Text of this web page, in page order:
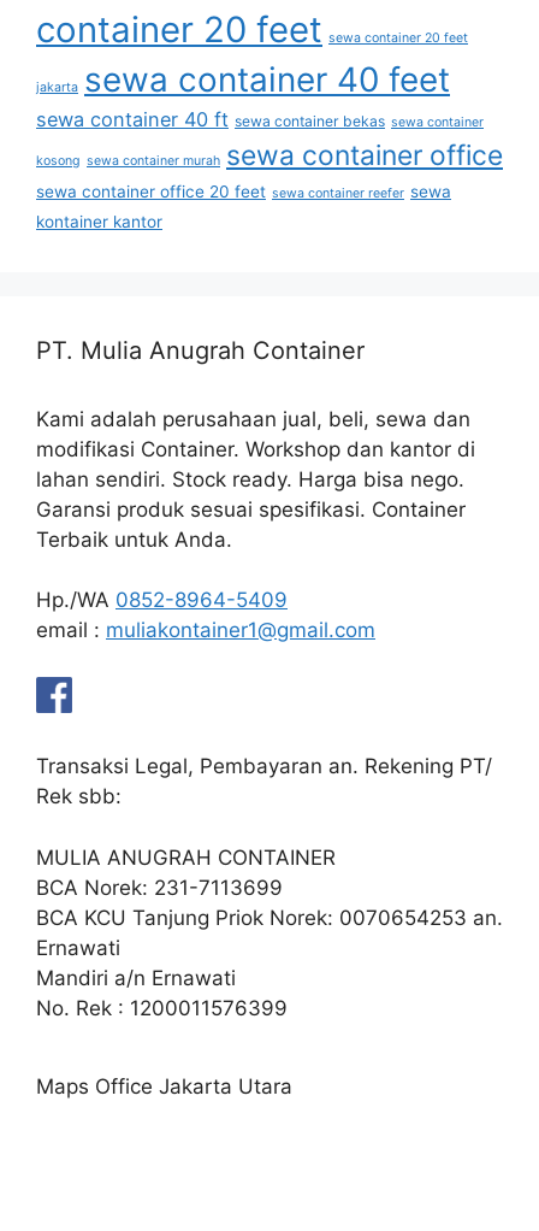
container 20 feet sewa container 20 feet
jakarta sewa container 40 feet
sewa container 40 ft sewa container bekas sewa container
kosong sewa container murah sewa container office
sewa container office 20 feet sewa container reefer sewa
kontainer kantor
PT. Mulia Anugrah Container
Kami adalah perusahaan jual, beli, sewa dan
modifikasi Container. Workshop dan kantor di
lahan sendiri. Stock ready. Harga bisa nego.
Garansi produk sesuai spesifikasi. Container
Terbaik untuk Anda.
Hp./WA 0852-8964-5409
email : muliakontainer1@gmail.com
Transaksi Legal, Pembayaran an. Rekening PT/
Rek sbb:
MULIA ANUGRAH CONTAINER
BCA Norek: 231-7113699
BCA KCU Tanjung Priok Norek: 0070654253 an.
Ernawati
Mandiri a/n Ernawati
No. Rek : 1200011576399
Maps Office Jakarta Utara